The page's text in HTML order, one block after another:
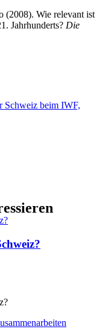
(2008). Wie relevant ist
Jahrhunderts? Die
Schweiz beim IWF,